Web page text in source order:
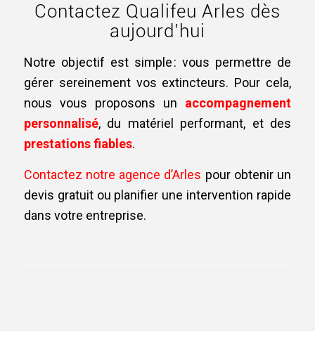
Contactez Qualifeu Arles dès
aujourd’hui
Notre objectif est simple : vous permettre de
gérer sereinement vos extincteurs. Pour cela,
nous vous proposons un accompagnement
personnalisé, du matériel performant, et des
prestations fiables.
Contactez notre agence d’Arles pour obtenir un
devis gratuit ou planifier une intervention rapide
dans votre entreprise.